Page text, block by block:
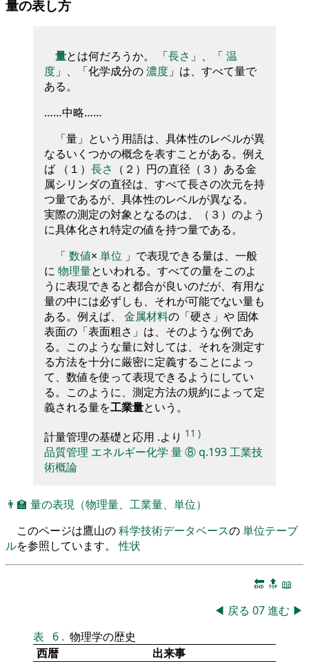
量の表し方
量とは何だろうか。 「長さ 」、「 温
度 」、「化学成分の濃度 」は、すべて量で
ある。
……中略……
「量」という用語は、具体性のレベルが異
なるいくつかの概念を表すことがある。例え
ば （１） 長さ （２）円の直径（３）ある金
属シリンダの直径は、すべて長さの次元を持
つ量であるが、具体性のレベルが異なる。
実際の測定の対象となるのは、（３）のよう
に具体化され特定の値を持つ量である。
「 数値× 単位 」で表現できる量は、一般
に 物理量といわれる。すべての量をこのよ
うに表現できると都合が良いのだが、有用な
量の中には必ずしも、それが可能でない量も
ある。例えば、 金属材料の「硬さ」や 固体
表面の「表面粗さ」は、そのような例であ
る。このような量に対しては、それを測定す
る方法を十分に厳密に定義することによっ
て、数値を使って表現できるようにしてい
る。このように、測定方法の規約によって定
義される量を工業量という。
計量管理の基礎と応用 .より 11 )
品質管理 エネルギー化学 量⑧q.193工業技
術概論
👨‍🏫 量の表現（物理量、工業量、単位）
このページは鷹山の科学技術データベースの単位テーブ
ルを参照しています。性状
🔚 🔝 📖
◀ 戻る 07進む ▶
表
6 . 物理学の歴史
西暦
出来事